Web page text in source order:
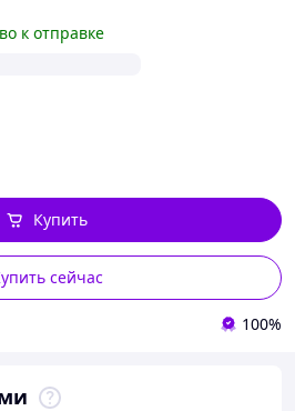
к отправке
сейчас
Купить
100%